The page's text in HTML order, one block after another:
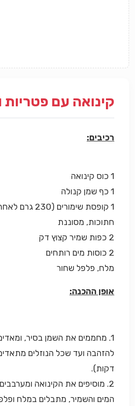
קינואה עם פטריות
רכיבים:
1 כוס קינואה
1 כף שמן קנולה
1 קופסת
חתוכות, מסוננת
2 כפות שמיר קצוץ דק
2 כוסות מים רותחים
מלח, פלפל שחור
אופן ההכנה:
1. מחממים את השמן בסיר,
דקות).
2. מוסיפים את הקינואה
המים והשמיר, מתבלים במלח